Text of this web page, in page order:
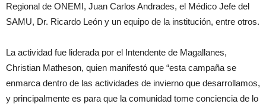
Regional de ONEMI, Juan Carlos Andrades, el Médico Jefe del
SAMU, Dr. Ricardo León y un equipo de la institución, entre otros.
La actividad fue liderada por el Intendente de Magallanes,
Christian Matheson, quien manifestó que “esta campaña se
enmarca dentro de las actividades de invierno que desarrollamos,
y principalmente es para que la comunidad tome conciencia de lo